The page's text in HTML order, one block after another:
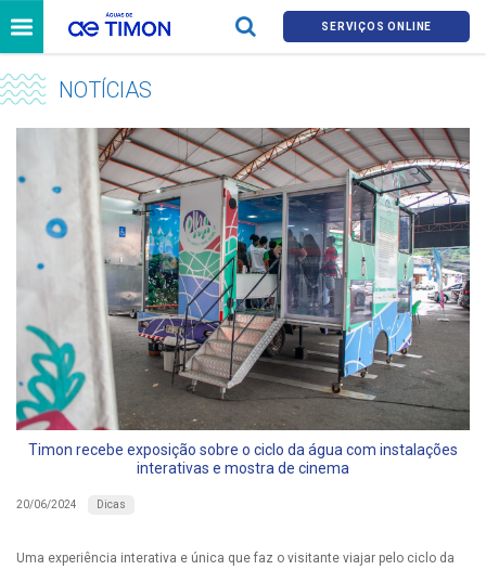
SERVIÇOS ONLINE
NOTÍCIAS
Timon recebe exposição sobre o ciclo da água com instalações
interativas e mostra de cinema
20/06/2024 Dicas
Uma experiência interativa e única que faz o visitante viajar pelo ciclo da